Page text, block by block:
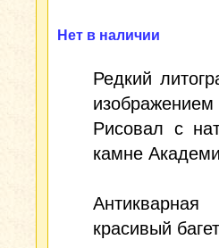
Нет в наличии
Редкий
Рисовал с
камне
красивый